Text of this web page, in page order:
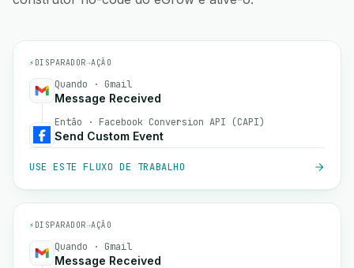
⚡ DISPARADOR→AÇÃO
Quando · Gmail
Message Received
Então · Facebook Conversion API (CAPI)
Send Custom Event
USE ESTE FLUXO DE TRABALHO
⚡ DISPARADOR→AÇÃO
Quando · Gmail
Message Received